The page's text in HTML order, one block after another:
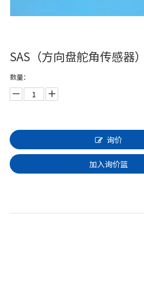
SAS（方向盘舵角传感器）
数量：
询价
加入询价篮